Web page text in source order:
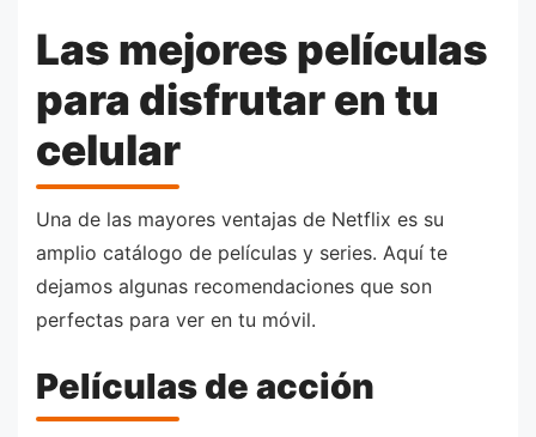
Las mejores películas
para disfrutar en tu
celular
Una de las mayores ventajas de Netflix es su
amplio catálogo de películas y series. Aquí te
dejamos algunas recomendaciones que son
perfectas para ver en tu móvil.
Películas de acción